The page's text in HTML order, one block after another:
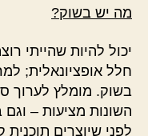
מה יש בשוק?
יכול להיות שהייתי
חלל אופציונאלית;
בשוק. מומלץ לערוך
השונות מציעות –
לפני שיוצרים תוכנית